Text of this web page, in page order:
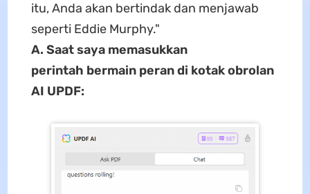
itu, Anda akan bertindak dan menjawab
seperti Eddie Murphy."
A. Saat saya memasukkan
perintah bermain peran di kotak obrolan
AI UPDF: